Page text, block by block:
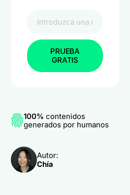
PRUEBA
GRATIS
100% contenidos
generados por humanos
Autor:
Chía